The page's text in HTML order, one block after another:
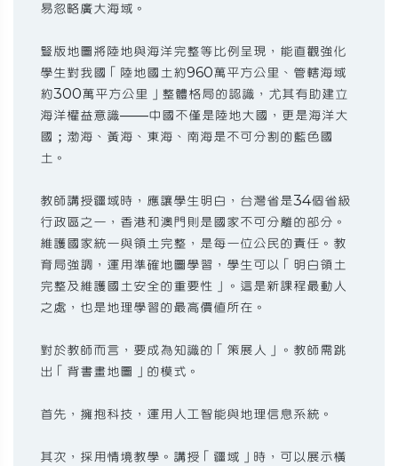
易忽略廣大海域。
豎版地圖將陸地與海洋完整等比例呈現，能直觀強化
學生對我國「陸地國土約960萬平方公里、管轄海域
約300萬平方公里」整體格局的認識，尤其有助建立
海洋權益意識——中國不僅是陸地大國，更是海洋大
國；渤海、黃海、東海、南海是不可分割的藍色國
土。
教師講授疆域時，應讓學生明白，台灣省是34個省級
行政區之一，香港和澳門則是國家不可分離的部分。
維護國家統一與領土完整，是每一位公民的責任。教
育局強調，運用準確地圖學習，學生可以「明白領土
完整及維護國土安全的重要性」。這是新課程最動人
之處，也是地理學習的最高價值所在。
對於教師而言，要成為知識的「策展人」。教師需跳
出「背書畫地圖」的模式。
首先，擁抱科技，運用人工智能與地理信息系統。
其次，採用情境教學。講授「疆域」時，可以展示橫